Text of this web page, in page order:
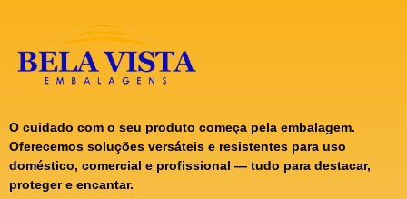
O cuidado com o seu produto começa pela embalagem.
Oferecemos soluções versáteis e resistentes para uso
doméstico, comercial e profissional — tudo para destacar,
proteger e encantar.